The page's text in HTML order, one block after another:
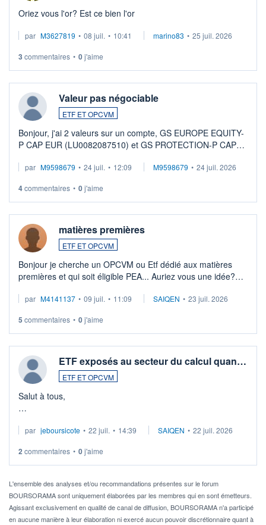
Oriez vous l'or? Est ce bien l'or
par M3627819 • 08 juil. • 10:41 marino83 • 25 juil. 2026
3 commentaires • 0j'aime
Valeur pas négociable
ETF ET OPCVM
Bonjour, j'ai 2 valeurs sur un compte, GS EUROPE EQUITY-
P CAP EUR (LU0082087510) et GS PROTECTION-P CAP
veux procéder à la vente, on me signale ...
par M9598679 • 24 juil. • 12:09 M9598679 • 24 juil. 2026
4commentaires • 0j'aime
matières premières
ETF ET OPCVM
Bonjour je cherche un OPCVM ou Etf dédié aux matières
premières et qui soit éligible PEA... Auriez vous une idée?
par M4141137 • 09 juil. • 11:09 SAIQEN • 23 juil. 2026
5 commentaires • 0j'aime
ETF exposés au secteur du calcul quan…
ETF ET OPCVM
Salut à tous,
via un ETF plutôt que des actions individuelles.
Idéalement, je voudrais qu'il soit éligible au PEA.
Pour l' ...
par jeboursicote • 22 juil. • 14:39 SAIQEN • 22 juil. 2026
2 commentaires • 0j'aime
L'ensemble des analyses et/ou recommandations présentes sur le forum
BOURSORAMA sont uniquement élaborées par les membres qui en sont émetteurs.
Agissant exclusivement en qualité de canal de diffusion, BOURSORAMA n'a participé
en aucune manière à leur élaboration ni exercé aucun pouvoir discrétionnaire quant à